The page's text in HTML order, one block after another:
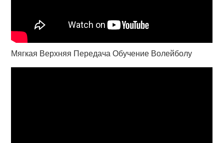
Мягкая Верхняя Передача Обучение Волейболу